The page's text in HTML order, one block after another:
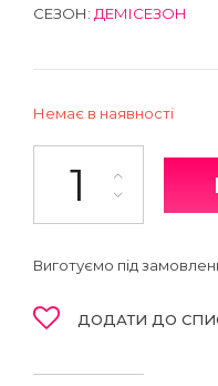
СЕЗОН: ДЕМІСЕЗОН
Немає в наявності
Виготуємо під
ДОДАТИ ДО